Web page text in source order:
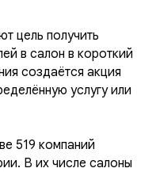
цель получить
в салон в короткий
создаётся акция
услугу или
519 компаний
В их числе салоны